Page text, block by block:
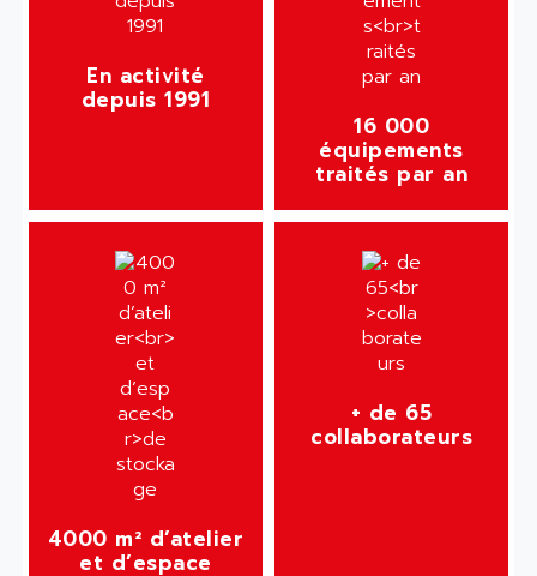
En activité
depuis 1991
16 000
équipements
traités par an
4000 m² d’atelier
et d’espace
+ de 65
collaborateurs